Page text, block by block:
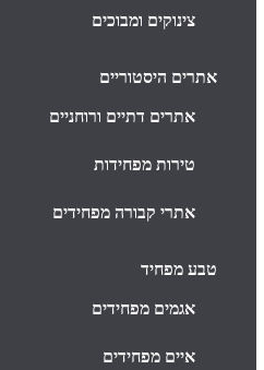
צינוקים ומבוכים
אתרים היסטוריים
אתרים דתיים ורוחניים
טירות מפחידות
אתרי קבורה מפחידים
טבע מפחיד
אגמים מפחידים
איים מפחידים